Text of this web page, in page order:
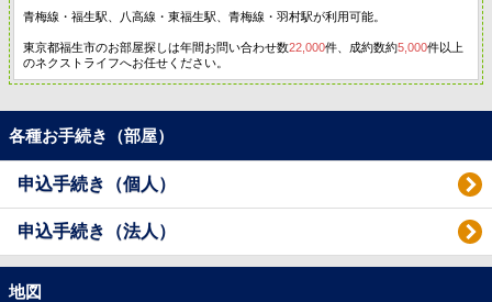
青梅線・福生駅、八高線・東福生駅、青梅線・羽村駅が利用可能。
東京都福生市のお部屋探しは年間お問い合わせ数22,000件、成約数約5,000件以上
のネクストライフへお任せください。
各種お手続き（部屋）
申込手続き（個人）
申込手続き（法人）
地図